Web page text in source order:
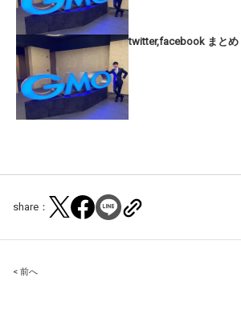
twitter,facebook まとめ
share：
Post
< 前へ